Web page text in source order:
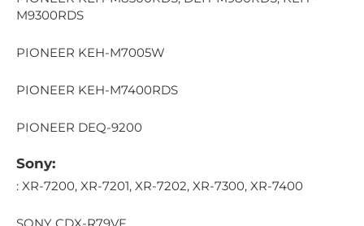
M9300RDS
PIONEER KEH-M7005W
PIONEER KEH-M7400RDS
PIONEER DEQ-9200
Sony:
: XR-7200, XR-7201, XR-7202, XR-7300, XR-7400